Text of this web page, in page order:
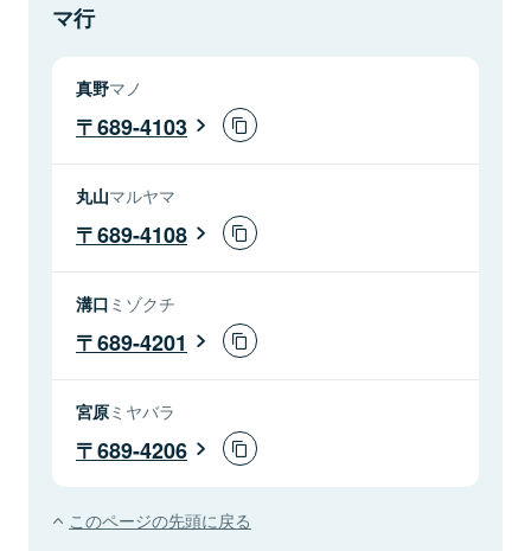
マ行
真野マノ
689-4103
丸山マルヤマ
689-4108
溝口 ミゾクチ
689-4201
宮原ミヤバラ
689-4206
このページの先頭に戻る